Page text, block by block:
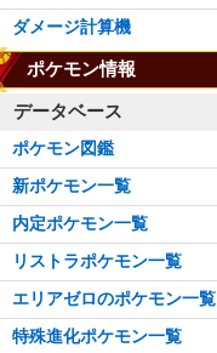
ダメージ計算機
ポケモン情報
データベース
ポケモン図鑑
新ポケモン一覧
内定ポケモン一覧
リストラポケモン一覧
エリアゼロのポケモン一覧
特殊進化ポケモン一覧